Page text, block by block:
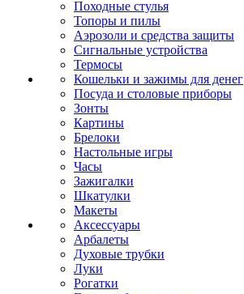
Походные стулья
Топоры и пилы
Аэрозоли и средства защиты
Сигнальные устройства
Термосы
Кошельки и зажимы для денег
Посуда и столовые приборы
Зонты
Картины
Брелоки
Настольные игры
Часы
Зажигалки
Шкатулки
Макеты
Аксессуары
Арбалеты
Духовые трубки
Луки
Рогатки